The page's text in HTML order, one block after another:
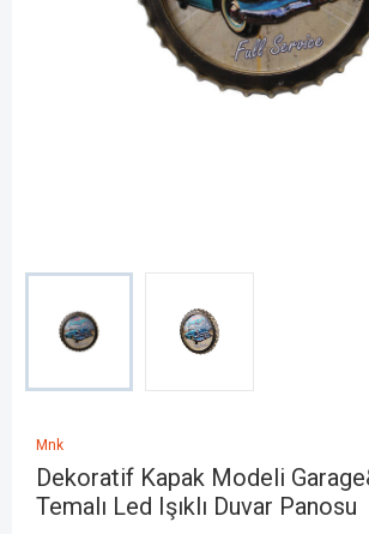
Mnk
Dekoratif Kapak Modeli
Temalı Led Işıklı Duvar Panosu